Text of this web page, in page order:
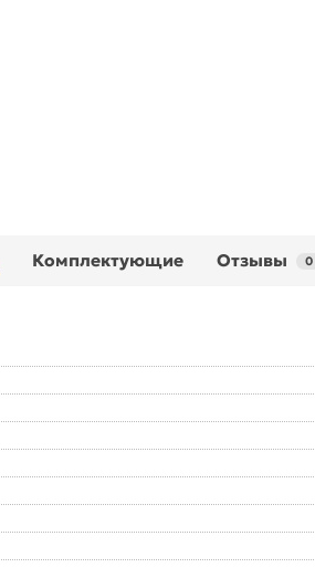
Комплектующие Отзывы 0